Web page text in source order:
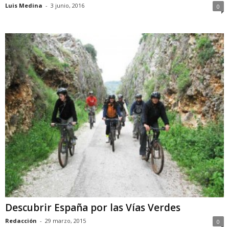
Luis Medina - 3 junio, 2016 0
Descubrir España por las Vías Verdes
Redacción - 29 marzo, 2015 0